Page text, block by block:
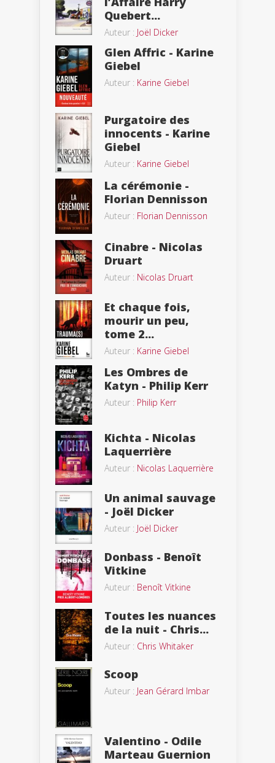
Quebert...
Auteur : Joël Dicker
Glen Affric - Karine
Giebel
Auteur : Karine Giebel
Purgatoire des
innocents - Karine
Giebel
Auteur : Karine Giebel
La cérémonie -
Florian Dennisson
Auteur : Florian Dennisson
Cinabre - Nicolas
Druart
Auteur : Nicolas Druart
Et chaque fois,
mourir un peu,
tome 2...
Auteur : Karine Giebel
Les Ombres de
Katyn - Philip Kerr
Auteur : Philip Kerr
Kichta - Nicolas
Laquerrière
Auteur : Nicolas Laquerrière
Un animal sauvage
- Joël Dicker
Auteur : Joël Dicker
Donbass - Benoît
Vitkine
Auteur : Benoît Vitkine
Toutes les nuances
de la nuit - Chris...
Auteur : Chris Whitaker
Scoop
Auteur : Jean Gérard Imbar
Valentino - Odile
Marteau Guernion